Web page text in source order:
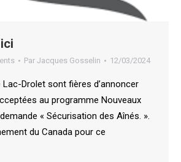
Par Jacques Gosselin 12/03/2024
Drolet sont fières d’annoncer
au programme Nouveaux
« Sécurisation des Aînés. ».
du Canada pour ce